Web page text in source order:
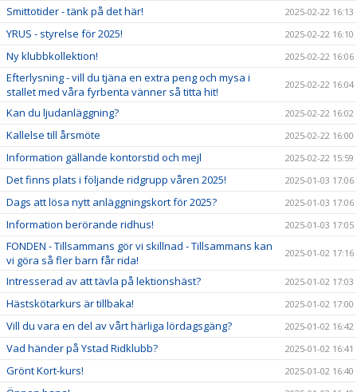
Smittotider - tänk på det här! 2025-02-22 16:13
YRUS - styrelse för 2025! 2025-02-22 16:10
Ny klubbkollektion! 2025-02-22 16:06
Efterlysning - vill du tjäna en extra peng och mysa i
stallet med våra fyrbenta vänner så titta hit!
2025-02-22 16:04
Kan du ljudanläggning? 2025-02-22 16:02
Kallelse till årsmöte 2025-02-22 16:00
Information gällande kontorstid och mejl 2025-02-22 15:59
Det finns plats i följande ridgrupp våren 2025! 2025-01-03 17:06
Dags att lösa nytt anläggningskort för 2025? 2025-01-03 17:06
Information berörande ridhus! 2025-01-03 17:05
FONDEN - Tillsammans gör vi skillnad - Tillsammans kan
vi göra så fler barn får rida!
2025-01-02 17:16
Intresserad av att tävla på lektionshäst? 2025-01-02 17:03
Hästskötarkurs är tillbaka! 2025-01-02 17:00
Vill du vara en del av vårt härliga lördagsgäng? 2025-01-02 16:42
Vad händer på Ystad Ridklubb? 2025-01-02 16:41
Grönt Kort-kurs! 2025-01-02 16:40